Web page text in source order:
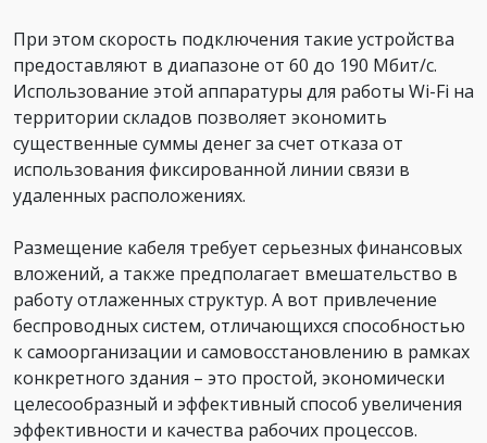
При этом скорость подключения такие устройства
предоставляют в диапазоне от 60 до 190 Мбит/с.
Использование этой аппаратуры для работы Wi-Fi на
территории складов позволяет экономить
существенные суммы денег за счет отказа от
использования фиксированной линии связи в
удаленных расположениях.
Размещение кабеля требует серьезных финансовых
вложений, а также предполагает вмешательство в
работу отлаженных структур. А вот привлечение
беспроводных систем, отличающихся способностью
к самоорганизации и самовосстановлению в рамках
конкретного здания – это простой, экономически
целесообразный и эффективный способ увеличения
эффективности и качества рабочих процессов.